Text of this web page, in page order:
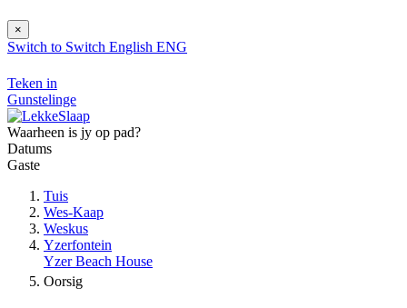
×
Switch to Switch English ENG
Teken in
Gunstelinge
Waarheen is jy op pad?
Datums
Gaste
Tuis
Wes-Kaap
Weskus
Yzerfontein
Yzer Beach House
Oorsig